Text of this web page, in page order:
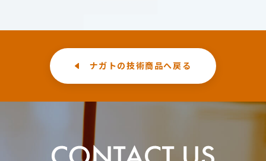
ナガトの技術商品へ戻る